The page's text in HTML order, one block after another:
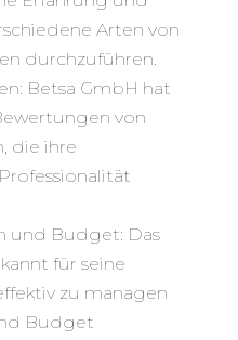
Arten von
durchzuführen.
Betsa GmbH hat
von
die ihre
und Budget: Das
für seine
zu managen
Budget